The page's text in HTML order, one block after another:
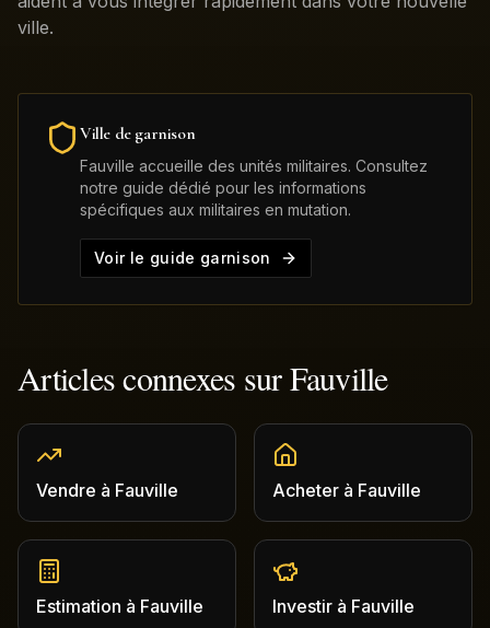
ville.
Ville de garnison
Fauville accueille des unités militaires. Consultez
notre guide dédié pour les informations
spécifiques aux militaires en mutation.
Voir le guide garnison
Articles connexes surFauville
Vendre à Fauville Acheter à Fauville
Estimation à Fauville Investir à Fauville